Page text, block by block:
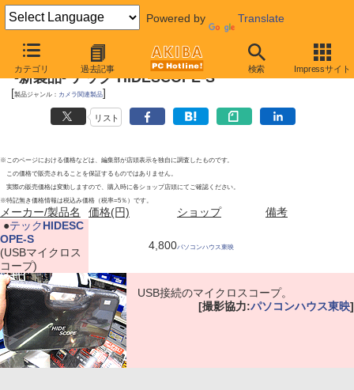
Powered by Translate
カテゴリ 過去記事 検索 Impressサイト
2010年9月4日号
-新製品- テック HIDESCOPE-S
[製品ジャンル： カメラ関連製品]
リスト
※このページにおける価格などは、編集部が店頭表示を独自に調査したものです。
この価格で販売されることを保証するものではありません。
実際の販売価格は変動しますので、購入時に各ショップ店頭にてご確認ください。
※特記無き価格情報は税込み価格（税率=5％）です。
メーカー/製品名 価格(円) ショップ
備考
●テックHIDESC
OPE-S
(USBマイクロス
コープ)
4,800パソコンハウス東映
USB接続のマイクロスコープ。
[撮影協力:パソコンハウス東映]